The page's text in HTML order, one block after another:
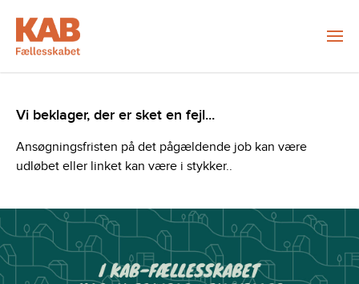
Vi beklager, der er sket en fejl...
Ansøgningsfristen på det pågældende job kan være
udløbet eller linket kan være i stykker..